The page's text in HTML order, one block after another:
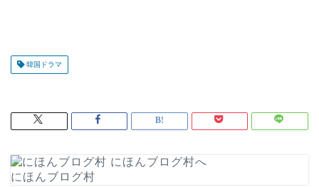
韓国ドラマ
にほんブログ村